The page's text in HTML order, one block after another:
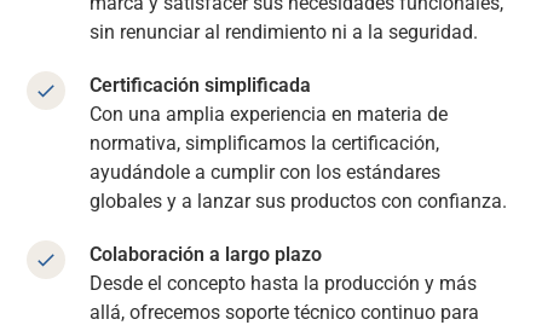
sin renunciar al rendimiento ni a la seguridad.
Certificación simplificada
Con una amplia experiencia en materia de
normativa, simplificamos la certificación,
ayudándole a cumplir con los estándares
globales y a lanzar sus productos con confianza.
Colaboración a largo plazo
Desde el concepto hasta la producción y más
allá, ofrecemos soporte técnico continuo para